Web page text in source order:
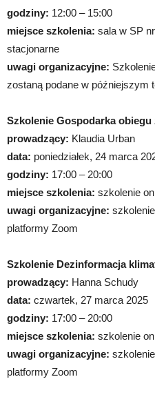
godziny: 12:00 – 15:00
miejsce szkolenia: sala w SP
stacjonarne
uwagi organizacyjne:
zostaną podane w późniejszym
Szkolenie Gospodarka obiegu
prowadzący: Klaudia Urban
data: poniedziałek, 24 marca
godziny: 17:00 – 20:00
miejsce szkolenia: szkolenie
uwagi organizacyjne:
platformy Zoom
Szkolenie Dezinformacja
prowadzący: Hanna Schudy
data: czwartek, 27 marca 2025
godziny: 17:00 – 20:00
miejsce szkolenia: szkolenie
uwagi organizacyjne:
platformy Zoom